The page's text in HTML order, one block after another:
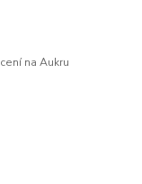
na Aukru